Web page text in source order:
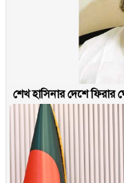
শেখ হাসিনার দেশে ফিরার